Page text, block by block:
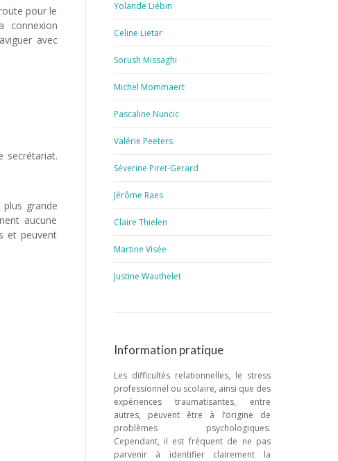
pour le
connexion
avec
secrétariat.
grande
aucune
et peuvent
Yolande Liébin
Celine Lietar
Sorush Missaghi
Michel Mommaert
Pascaline Nuncic
Valérie Peeters
Séverine Piret-Gerard
Jérôme Raes
Claire Thielen
Martine Visée
Justine Wauthelet
Information pratique
Les difficultés relationnelles, le stress
professionnel ou scolaire, ainsi que des
expériences traumatisantes, entre
autres, peuvent être à l’origine de
problèmes psychologiques.
Cependant, il est fréquent de ne pas
parvenir à identifier clairement la